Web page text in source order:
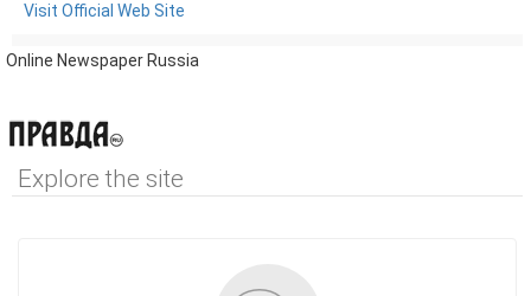
Visit Official Web Site
Online Newspaper Russia
Explore the site